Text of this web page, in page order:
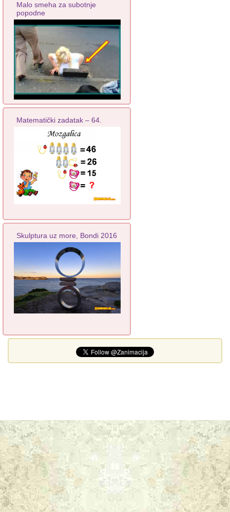
Malo smeha za subotnje
popodne
Matematički zadatak – 64.
Skulptura uz more, Bondi 2016